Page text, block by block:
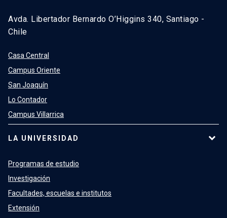
Avda. Libertador Bernardo O’Higgins 340, Santiago -
Chile
Casa Central
Campus Oriente
San Joaquín
Lo Contador
Campus Villarrica
LA UNIVERSIDAD
Programas de estudio
Investigación
Facultades, escuelas e institutos
Extensión